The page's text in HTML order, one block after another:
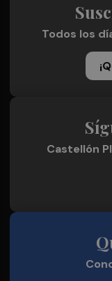
Todos los
Castellón